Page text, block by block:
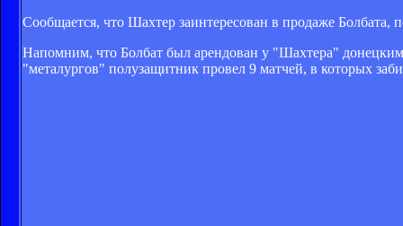
Сообщается, что Шахтер заинтересован в продаже
Напомним, что Болбат был арендован у "Шахтера" донецким
"металургов" полузащитник провел 9 матчей, в которых